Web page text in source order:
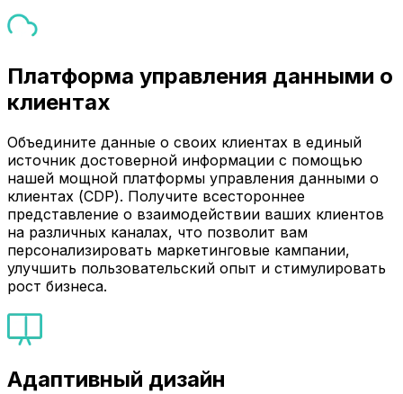
Платформа управления данными о
клиентах
Объедините данные о своих клиентах в единый
источник достоверной информации с помощью
нашей мощной платформы управления данными о
клиентах (CDP). Получите всестороннее
представление о взаимодействии ваших клиентов
на различных каналах, что позволит вам
персонализировать маркетинговые кампании,
улучшить пользовательский опыт и стимулировать
рост бизнеса.
Адаптивный дизайн